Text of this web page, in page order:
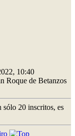
10:40
Roque de Betanzos
20 inscritos, es